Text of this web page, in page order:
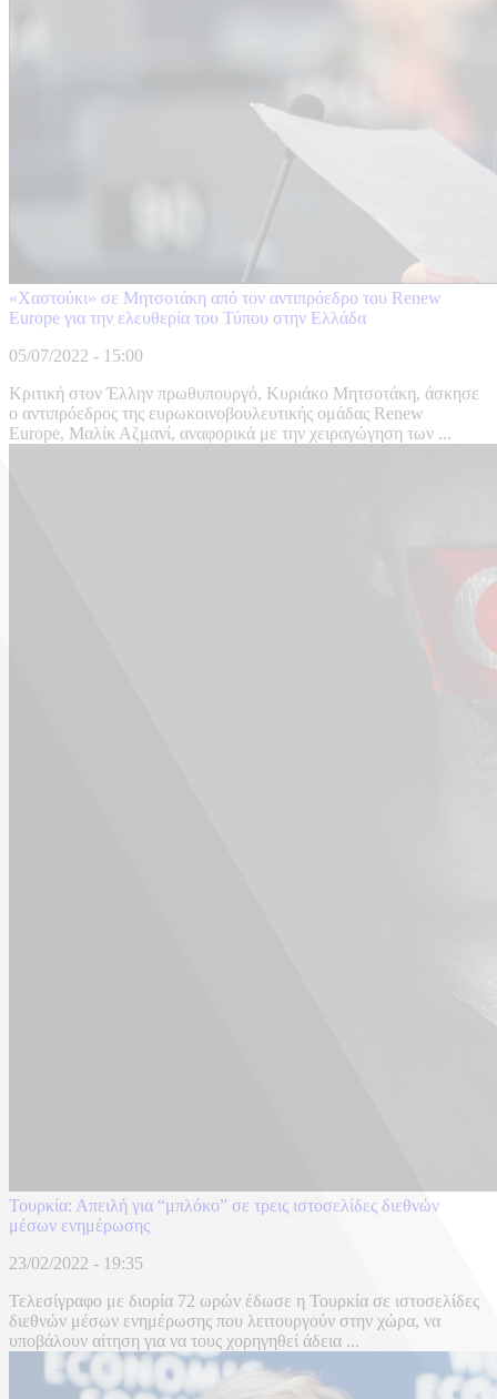
«Χαστούκι» σε Μητσοτάκη από τον αντιπρόεδρο του Renew
Europe για την ελευθερία του Τύπου στην Ελλάδα
05/07/2022 - 15:00
Κριτική στον Έλλην πρωθυπουργό, Κυριάκο Μητσοτάκη, άσκησε
ο αντιπρόεδρος της ευρωκοινοβουλευτικής ομάδας Renew
Europe, Μαλίκ Αζμανί, αναφορικά με την χειραγώγηση των ...
Τουρκία: Απειλή για “μπλόκο” σε τρεις ιστοσελίδες διεθνών
μέσων ενημέρωσης
23/02/2022 - 19:35
Τελεσίγραφο με διορία 72 ωρών έδωσε η Τουρκία σε ιστοσελίδες
διεθνών μέσων ενημέρωσης που λειτουργούν στην χώρα, να
υποβάλουν αίτηση για να τους χορηγηθεί άδεια ...